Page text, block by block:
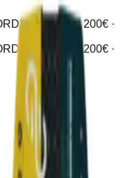
SOPRA I 200€ ·
SOPRA I 200€ ·